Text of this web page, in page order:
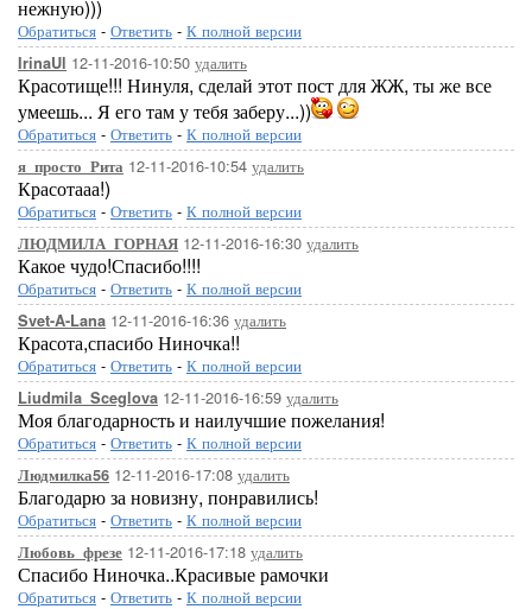
нежную)))
Обратиться - Ответить - К полной версии
IrinaUl 12-11-2016-10:50 удалить
Красотище!!! Нинуля, сделай этот пост для ЖЖ, ты же все
умеешь... Я его там у тебя заберу...))
Обратиться - Ответить - К полной версии
я_просто_Рита 12-11-2016-10:54 удалить
Красотааа!)
Обратиться - Ответить - К полной версии
ЛЮДМИЛА_ГОРНАЯ 12-11-2016-16:30 удалить
Какое чудо!Спасибо!!!!
Обратиться - Ответить - К полной версии
Svet-A-Lana 12-11-2016-16:36 удалить
Красота,спасибо Ниночка!!
Обратиться - Ответить - К полной версии
Liudmila_Sceglova 12-11-2016-16:59 удалить
Моя благодарность и наилучшие пожелания!
Обратиться - Ответить - К полной версии
Людмилка56 12-11-2016-17:08 удалить
Благодарю за новизну, понравились!
Обратиться - Ответить - К полной версии
Любовь_фрезе 12-11-2016-17:18 удалить
Спасибо Ниночка..Красивые рамочки
Обратиться - Ответить - К полной версии